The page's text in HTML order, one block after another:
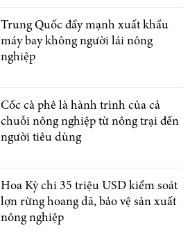
Trung Quốc đẩy mạnh xuất khẩu
máy bay không người lái nông
nghiệp
Cốc cà phê là hành trình của cả
chuỗi nông nghiệp từ nông trại đến
người tiêu dùng
Hoa Kỳ chi 35 triệu USD kiểm soát
lợn rừng hoang dã, bảo vệ sản xuất
nông nghiệp